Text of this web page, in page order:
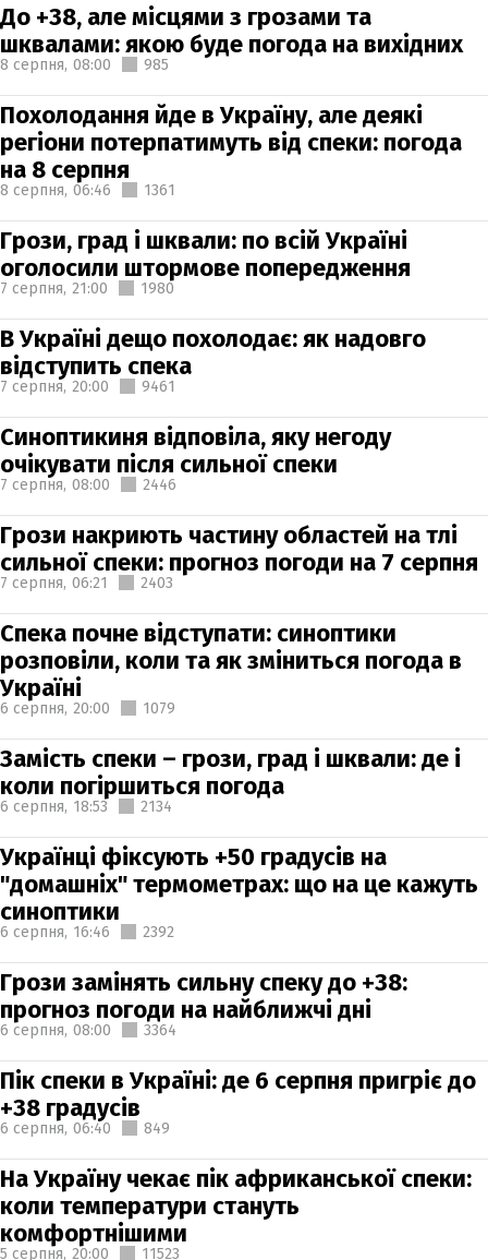
До +38, але місцями з грозами та
шквалами: якою буде погода на вихідних
8 серпня, 08:00 985
Похолодання йде в Україну, але деякі
регіони потерпатимуть від спеки: погода
на 8 серпня
8 серпня, 06:46 1361
Грози, град і шквали: по всій Україні
оголосили штормове попередження
7 серпня, 21:00 1980
В Україні дещо похолодає: як надовго
відступить спека
7 серпня, 20:00 9461
Синоптикиня відповіла, яку негоду
очікувати після сильної спеки
7 серпня, 08:00 2446
Грози накриють частину областей на тлі
сильної спеки: прогноз погоди на 7 серпня
7 серпня, 06:21 2403
Спека почне відступати: синоптики
розповіли, коли та як зміниться погода в
Україні
6 серпня, 20:00 1079
Замість спеки – грози, град і шквали: де і
коли погіршиться погода
6 серпня, 18:53 2134
Українці фіксують +50 градусів на
"домашніх" термометрах: що на це кажуть
синоптики
6 серпня, 16:46 2392
Грози замінять сильну спеку до +38:
прогноз погоди на найближчі дні
6 серпня, 08:00 3364
Пік спеки в Україні: де 6 серпня пригріє до
+38 градусів
6 серпня, 06:40 849
На Україну чекає пік африканської спеки:
коли температури стануть
комфортнішими
5 серпня, 20:00 11523